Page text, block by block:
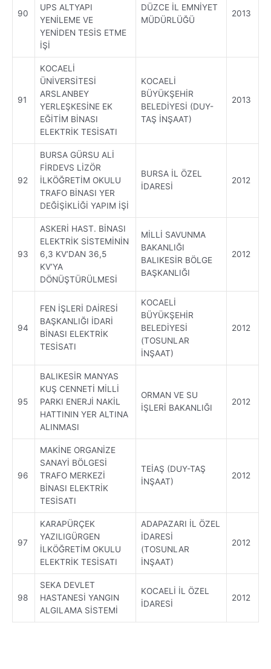
90
UPS ALTYAPI
YENİLEME VE
YENİDEN TESİS ETME
İŞİ
DÜZCE İL EMNİYET
MÜDÜRLÜĞÜ
2013
91
KOCAELİ
ÜNİVERSİTESİ
ARSLANBEY
YERLEŞKESİNE EK
EĞİTİM BİNASI
ELEKTRİK TESİSATI
KOCAELİ
BÜYÜKŞEHİR
BELEDİYESİ (DUY-
TAŞ İNŞAAT)
2013
92
BURSA GÜRSU ALİ
FİRDEVS LİZÖR
İLKÖĞRETİM OKULU
TRAFO BİNASI YER
DEĞİŞİKLİĞİ YAPIM İŞİ
BURSA İL ÖZEL
İDARESİ
2012
93
ASKERİ HAST. BİNASI
ELEKTRİK SİSTEMİNİN
6,3 KV’DAN 36,5
KV’YA
DÖNÜŞTÜRÜLMESİ
MİLLİ SAVUNMA
BAKANLIĞI
BALIKESİR BÖLGE
BAŞKANLIĞI
2012
94
FEN İŞLERİ DAİRESİ
BAŞKANLIĞI İDARİ
BİNASI ELEKTRİK
TESİSATI
KOCAELİ
BÜYÜKŞEHİR
BELEDİYESİ
(TOSUNLAR
İNŞAAT)
2012
95
BALIKESİR MANYAS
KUŞ CENNETİ MİLLİ
PARKI ENERJİ NAKİL
HATTININ YER ALTINA
ALINMASI
ORMAN VE SU
İŞLERİ BAKANLIĞI
2012
96
MAKİNE ORGANİZE
SANAYİ BÖLGESİ
TRAFO MERKEZİ
BİNASI ELEKTRİK
TESİSATI
TEİAŞ (DUY-TAŞ
İNŞAAT)
2012
97
KARAPÜRÇEK
YAZILIGÜRGEN
İLKÖĞRETİM OKULU
ELEKTRİK TESİSATI
ADAPAZARI İL ÖZEL
İDARESİ
(TOSUNLAR
İNŞAAT)
2012
98
SEKA DEVLET
HASTANESİ YANGIN
ALGILAMA SİSTEMİ
KOCAELİ İL ÖZEL
İDARESİ
2012